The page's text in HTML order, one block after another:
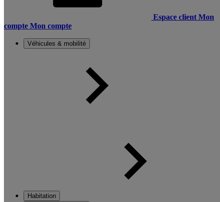
Espace client Mon
compte Mon compte
Véhicules & mobilité
Habitation